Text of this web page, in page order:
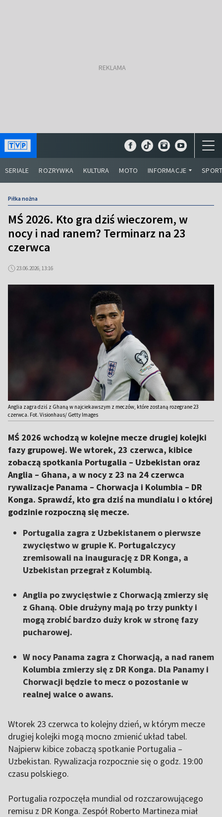
SERIALE ROZRYWKA KULTURA MOTO INFORMACJE
Piłka nożna
MŚ 2026. Kto gra dziś wieczorem, w
nocy i nad ranem? Terminarz na 23
czerwca
23.06.2026, 13:16
Anglia zagra dziś z Ghaną w najciekawszym z meczów, które zostaną rozegrane 23
czerwca. Fot. Visionhaus/ Getty Images
MŚ 2026 wchodzą w kolejne mecze drugiej kolejki
fazy grupowej. We wtorek, 23 czerwca, kibice
zobaczą spotkania Portugalia – Uzbekistan oraz
Anglia – Ghana, a w nocy z 23 na 24 czerwca
rywalizacje Panama – Chorwacja i Kolumbia – DR
Konga. Sprawdź, kto gra dziś na mundialu i o której
godzinie rozpoczną się mecze.
Portugalia zagra z Uzbekistanem o pierwsze
zwycięstwo w grupie K. Portugalczycy
zremisowali na inaugurację z DR Konga, a
Uzbekistan przegrał z Kolumbią.
Anglia po zwycięstwie z Chorwacją zmierzy się
z Ghaną. Obie drużyny mają po trzy punkty i
mogą zrobić bardzo duży krok w stronę fazy
pucharowej.
W nocy Panama zagra z Chorwacją, a nad ranem
Kolumbia zmierzy się z DR Konga. Dla Panamy i
Chorwacji będzie to mecz o pozostanie w
realnej walce o awans.
Wtorek 23 czerwca to kolejny dzień, w którym mecze
drugiej kolejki mogą mocno zmienić układ tabel.
Najpierw kibice zobaczą spotkanie Portugalia –
Uzbekistan. Rywalizacja rozpocznie się o godz. 19:00
czasu polskiego.
Portugalia rozpoczęła mundial od rozczarowującego
remisu z DR Konga. Zespół Roberto Martineza miał